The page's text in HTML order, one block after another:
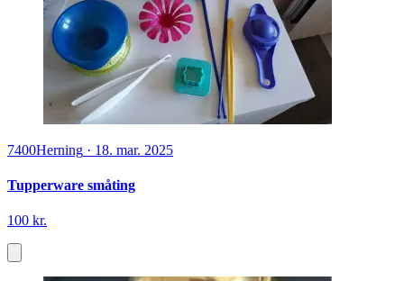
7400Herning · 18. mar. 2025
Tupperware småting
100 kr.